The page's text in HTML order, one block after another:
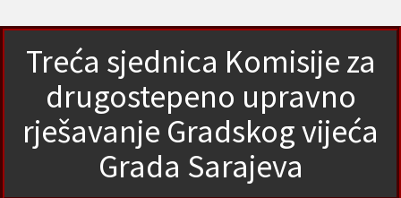
Treća sjednica Komisije za
drugostepeno upravno
rješavanje Gradskog vijeća
Grada Sarajeva